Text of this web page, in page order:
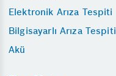
Elektronik Arıza Tespiti
Bilgisayarlı Arıza Tespiti
Akü